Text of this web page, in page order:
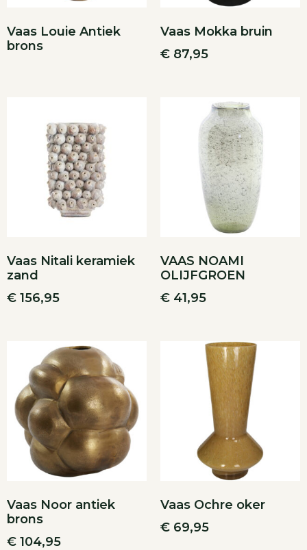
Vaas Louie Antiek
brons
Vaas Mokka bruin
€ 87,95
Vaas Nitali keramiek
zand
€ 156,95
VAAS NOAMI
OLIJFGROEN
€ 41,95
Vaas Noor antiek
brons
€ 104,95
Vaas Ochre oker
€ 69,95